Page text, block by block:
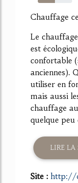
50%
Chauffage
Le
est
confortable
anciennes).
utiliser en
mais aussi
chauffage
quelque peu
LIRE LA
Site : http://